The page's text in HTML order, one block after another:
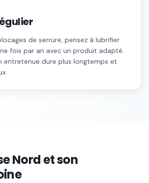
de serrure, pensez à lubrifier
fois par an avec un produit adapté.
entretenue dure plus longtemps et
Nordet son